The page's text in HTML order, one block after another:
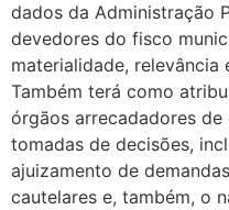
dados da Administração
devedores do fisco
materialidade, relevância
Também terá como
órgãos arrecadadores
tomadas de decisões,
ajuizamento de
cautelares e, também, o